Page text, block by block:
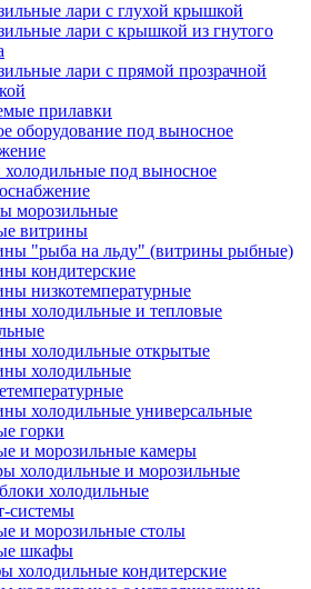
лари с глухой крышкой
лари с крышкой из гнутого
лари с прямой прозрачной
прилавки
оборудование под выносное
холодильные под выносное
морозильные
витрины
"рыба на льду" (витрины рыбные)
кондитерские
низкотемпературные
холодильные и тепловые
холодильные открытые
холодильные
холодильные универсальные
горки
и морозильные камеры
холодильные и морозильные
холодильные
системы
и морозильные столы
шкафы
холодильные кондитерские